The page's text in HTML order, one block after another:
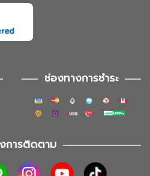
ช่องทางการชำระ
การติดตาม